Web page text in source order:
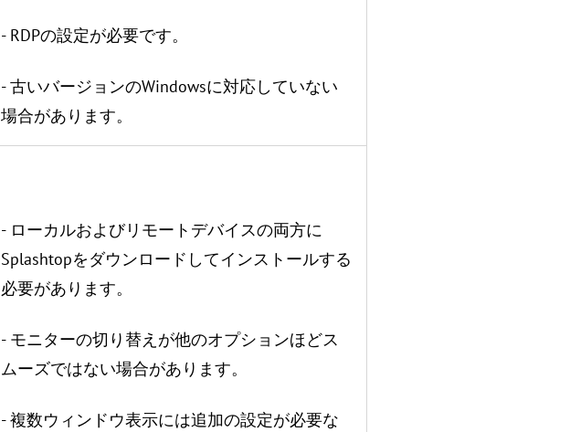
- RDPの設定が必要です。
- 古いバージョンのWindowsに対応していない
場合があります。
- ローカルおよびリモートデバイスの両方に
Splashtopをダウンロードしてインストールする
必要があります。
- モニターの切り替えが他のオプションほどス
ムーズではない場合があります。
- 複数ウィンドウ表示には追加の設定が必要な